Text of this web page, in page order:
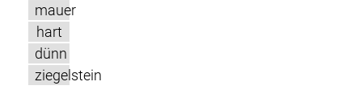
mauer
hart
dünn
ziegelstein